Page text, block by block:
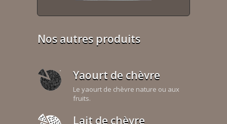
Nos autres produits
Yaourt de chèvre
Le yaourt de chèvre nature ou aux
fruits.
Lait de chèvre